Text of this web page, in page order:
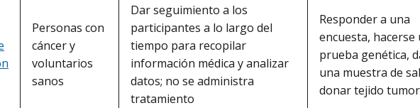
Personas con
cáncer y
voluntarios
sanos
Dar seguimiento a los
participantes a lo largo del
tiempo para recopilar
información médica y analizar
datos; no se administra
tratamiento
Responder a una
encuesta, hacerse
prueba genética,
una muestra de
donar tejido